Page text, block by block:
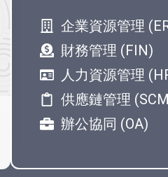
企業資源管理
財務管理 (FIN)
人力資源管理
供應鏈管理
辦公協同 (OA)